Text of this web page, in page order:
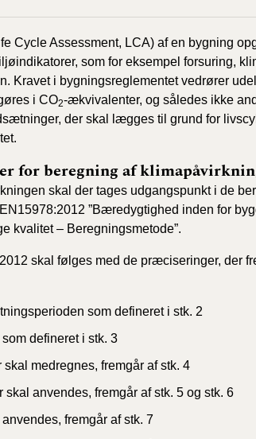
BR18
BR18
2019)
BR18
BR18
2018)
BR18
Cycle Assessment, LCA) af en bygning
som for eksempel forsuring,
Kravet i bygningsreglementet vedrører
i CO2-ækvivalenter, og således ikke
der skal lægges til grund for
for beregning af
skal der tages udgangspunkt i de
”Bæredygtighed inden for
kvalitet – Beregningsmetode”.
skal følges med de præciseringer, der
som defineret i stk. 2
defineret i stk. 3
medregnes, fremgår af stk. 4
skal anvendes, fremgår af stk. 5 og stk. 6
fremgår af stk. 7